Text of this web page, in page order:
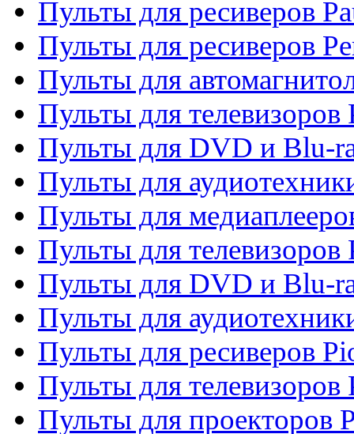
Пульты для ресиверов
Пульты для ресиверов
Пульты для
Пульты для телевизоров
Пульты для DVD и Blu-
Пульты для
Пульты для
Пульты для телевизоров
Пульты для DVD и Blu-
Пульты для
Пульты для ресиверов
Пульты для телевизоров
Пульты для проекторов